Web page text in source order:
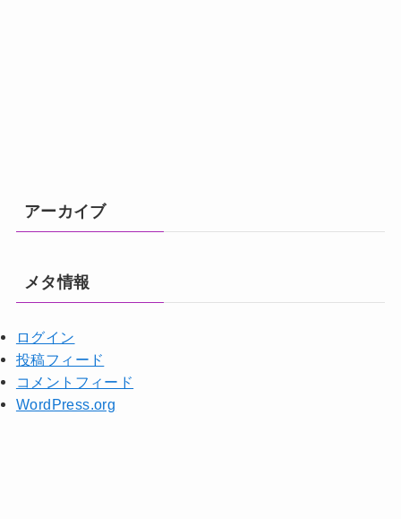
アーカイブ
メタ情報
ログイン
投稿フィード
コメントフィード
WordPress.org